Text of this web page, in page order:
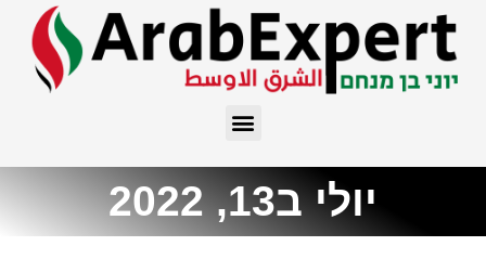
יולי ב13, 2022